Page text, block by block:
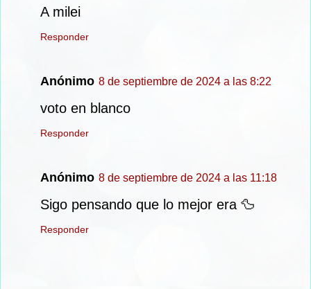
A milei
Responder
Anónimo 8 de septiembre de 2024 a las 8:22
voto en blanco
Responder
Anónimo 8 de septiembre de 2024 a las 11:18
Sigo pensando que lo mejor era 🦆
Responder